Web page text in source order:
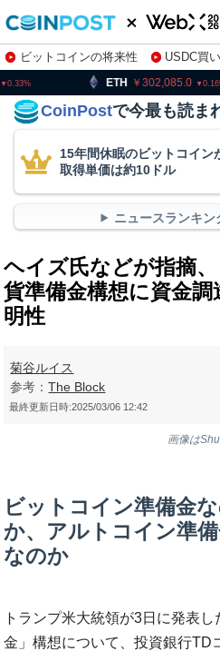
ビットコインの将来性 USDC買
株特集・関連銘柄
302,085.0 XRP
CoinPostで今最も読ま
15年間休眠のビットコイン
取得単価は約10ドル
ニュースランキン
ヘイズ氏などが指摘
貨準備金構想に資金
明性
菊谷ルイス
参考：The Block
最終更新日時:2025/03/06 12:42
画像は
ビットコイン準備金
か、アルトコイン準
なのか
トランプ米大統領が3日に発表
金」構想について、投資銀行TD